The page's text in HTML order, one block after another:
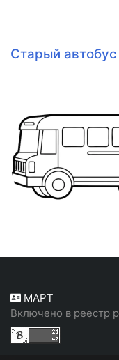
Старый автобус
МАРТ
Включено в реестр